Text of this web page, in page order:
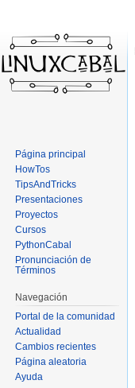
Página principal
HowTos
TipsAndTricks
Presentaciones
Proyectos
Cursos
PythonCabal
Pronunciación de
Términos
Navegación
Portal de la comunidad
Actualidad
Cambios recientes
Página aleatoria
Ayuda